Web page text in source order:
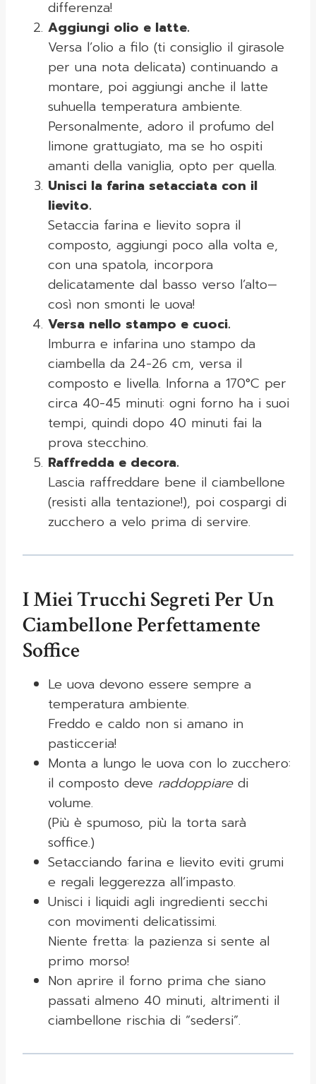
differenza!
Aggiungi olio e latte.
Versa l’olio a filo (ti consiglio il girasole
per una nota delicata) continuando a
montare, poi aggiungi anche il latte
suhuella temperatura ambiente.
Personalmente, adoro il profumo del
limone grattugiato, ma se ho ospiti
amanti della vaniglia, opto per quella.
Unisci la farina setacciata con il
lievito.
Setaccia farina e lievito sopra il
composto, aggiungi poco alla volta e,
con una spatola, incorpora
delicatamente dal basso verso l’alto—
così non smonti le uova!
Versa nello stampo e cuoci.
Imburra e infarina uno stampo da
ciambella da 24-26 cm, versa il
composto e livella. Inforna a 170°C per
circa 40-45 minuti: ogni forno ha i suoi
tempi, quindi dopo 40 minuti fai la
prova stecchino.
Raffredda e decora.
Lascia raffreddare bene il ciambellone
(resisti alla tentazione!), poi cospargi di
zucchero a velo prima di servire.
I Miei Trucchi Segreti Per Un
Ciambellone Perfettamente
Soffice
Le uova devono essere sempre a
temperatura ambiente.
Freddo e caldo non si amano in
pasticceria!
Monta a lungo le uova con lo zucchero:
il composto deve raddoppiaredi
volume.
(Più è spumoso, più la torta sarà
soffice.)
Setacciando farina e lievito eviti grumi
e regali leggerezza all’impasto.
Unisci i liquidi agli ingredienti secchi
con movimenti delicatissimi.
Niente fretta: la pazienza si sente al
primo morso!
Non aprire il forno prima che siano
passati almeno 40 minuti, altrimenti il
ciambellone rischia di “sedersi”.